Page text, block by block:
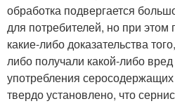
обработка подвергается
для потребителей, но при этом
какие-либо доказательства
либо получали какой-либо
употребления
твердо установлено, что